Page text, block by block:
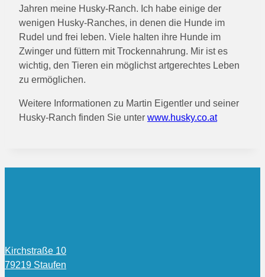
Jahren meine Husky-Ranch. Ich habe einige der
wenigen Husky-Ranches, in denen die Hunde im
Rudel und frei leben. Viele halten ihre Hunde im
Zwinger und füttern mit Trockennahrung. Mir ist es
wichtig, den Tieren ein möglichst artgerechtes Leben
zu ermöglichen.
Weitere Informationen zu Martin Eigentler und seiner
Husky-Ranch finden Sie unter www.husky.co.at
Kirchstraße 10
79219 Staufen